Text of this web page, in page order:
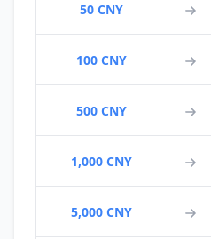
50 CNY
100 CNY
500 CNY
1,000 CNY
5,000 CNY